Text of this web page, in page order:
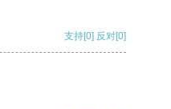
支持[0] 反对[0]